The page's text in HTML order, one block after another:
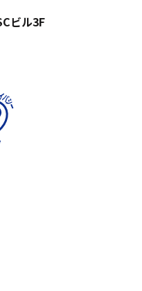
ビル3F